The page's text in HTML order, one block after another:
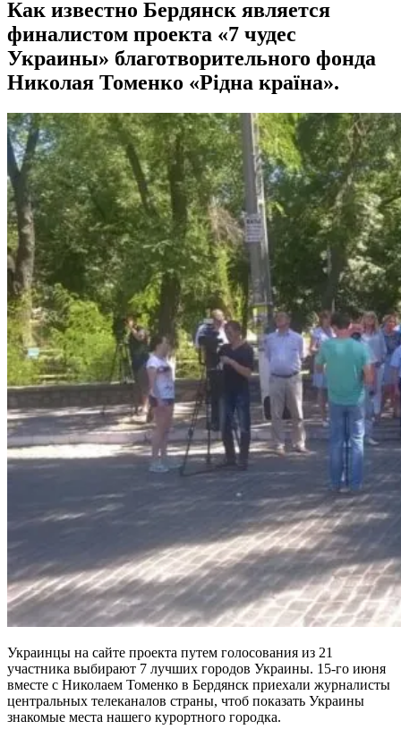
Как известно Бердянск является
финалистом проекта «7 чудес
Украины» благотворительного фонда
Николая Томенко «Рідна країна».
Украинцы на сайте проекта путем голосования из 21
участника выбирают 7 лучших городов Украины. 15-го июня
вместе с Николаем Томенко в Бердянск приехали журналисты
центральных телеканалов страны, чтоб показать Украины
знакомые места нашего курортного городка.